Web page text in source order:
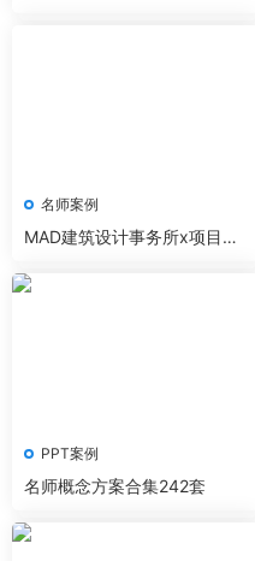
名师案例
MAD建筑设计事务所x项目作
PPT案例
名师概念方案合集242套